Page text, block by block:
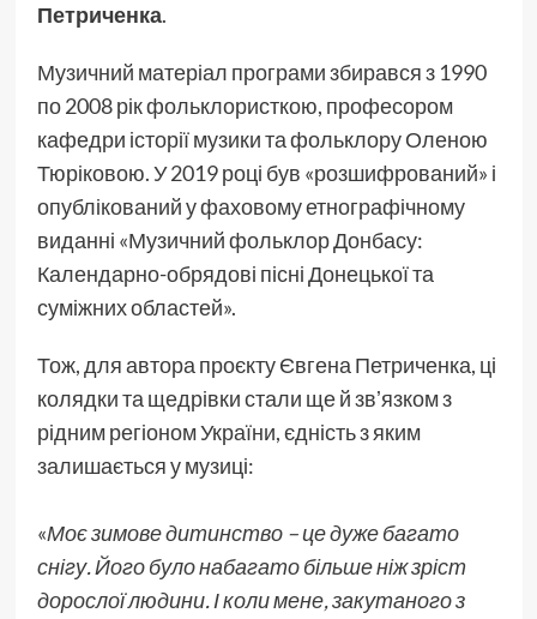
Петриченка.
Музичний матеріал програми збирався з 1990
по 2008 рік фольклористкою, професором
кафедри історії музики та фольклору Оленою
Тюріковою. У 2019 році був «розшифрований» і
опублікований у фаховому етнографічному
виданні «Музичний фольклор Донбасу:
Календарно-обрядові пісні Донецької та
суміжних областей».
Тож, для автора проєкту Євгена Петриченка, ці
колядки та щедрівки стали ще й звʼязком з
рідним регіоном України, єдність з яким
залишається у музиці:
«Моє зимове дитинство – це дуже багато
снігу. Його було набагато більше ніж зріст
дорослої людини. І коли мене, закутаного з